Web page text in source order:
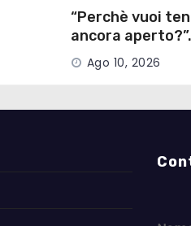
“Perchè vuoi
ancora
a un 13enne
Ago 10, 2026